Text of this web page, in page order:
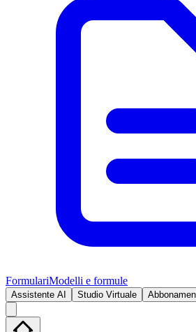
FormulariModelli e formule
Assistente AI Studio Virtuale